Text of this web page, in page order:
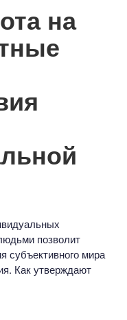
на
позволит
субъективного мира
Как утверждают